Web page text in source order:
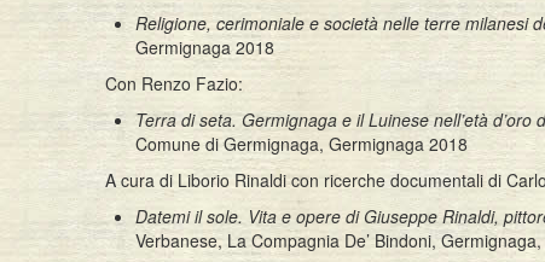
Religione, cerimoniale e società nelle terre milanesi
Germignaga 2018
Con Renzo Fazio:
Terra di seta. Germignaga e il Luinese nell’età
Comune di Germignaga, Germignaga 2018
A cura di Liborio Rinaldi con ricerche documentali di
Datemi il sole. Vita e opere di Giuseppe Rinaldi,
Verbanese, La Compagnia De’ Bindoni,